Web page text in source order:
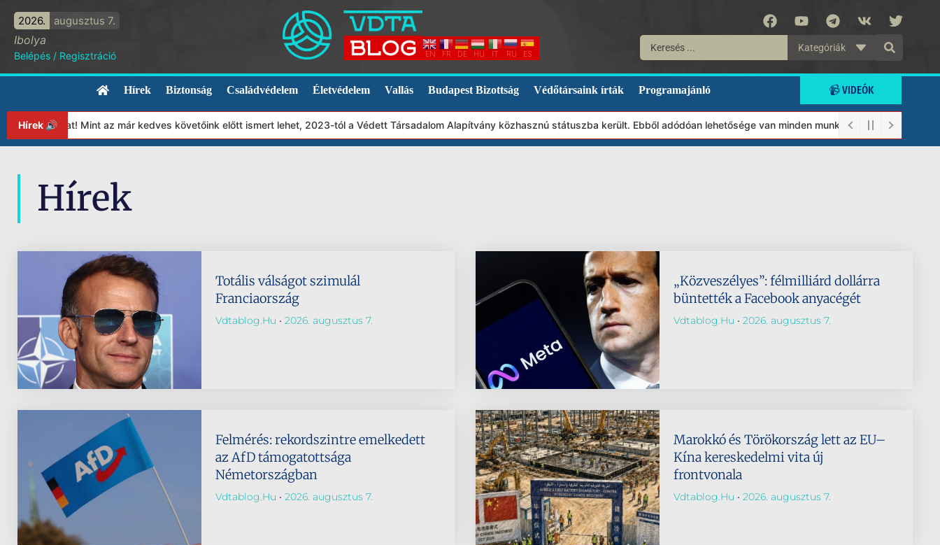
2026. augusztus 7.
Ibolya
Belépés / Regisztráció EN FR DE HU IT RU ES
Kategóriák
Hírek Biztonság Családvédelem Életvédelem Vallás Budapest Bizottság Védőtársaink írták Programajánló 📹 VIDEÓK
Hírek 🔊Mint az már kedves követőink előtt ismert lehet, 2023-tól a Védett Társadalom Alapítvány közhasznú státuszba került. Ebből adódóan lehetősége van minden munkánkat segíteni
Hírek
Totális válságot szimulál
Franciaország
Vdtablog.hu 2026. augusztus 7.
„Közveszélyes”: félmilliárd dollárra
büntették a Facebook anyacégét
Vdtablog.hu 2026. augusztus 7.
Felmérés: rekordszintre emelkedett
az AfD támogatottsága
Németországban
Vdtablog.hu 2026. augusztus 7.
Marokkó és Törökország lett az EU–
Kína kereskedelmi vita új
frontvonala
Vdtablog.hu 2026. augusztus 7.